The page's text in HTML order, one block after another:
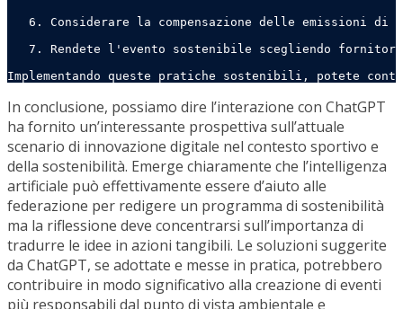
6. Considerare la compensazione delle emissioni di
7. Rendete l'evento sostenibile scegliendo
Implementando queste pratiche sostenibili, potete
In conclusione, possiamo dire l’interazione con ChatGPT
ha fornito un’interessante prospettiva sull’attuale
scenario di innovazione digitale nel contesto sportivo e
della sostenibilità. Emerge chiaramente che l’intelligenza
artificiale può effettivamente essere d’aiuto alle
federazione per redigere un programma di sostenibilità
ma la riflessione deve concentrarsi sull’importanza di
tradurre le idee in azioni tangibili. Le soluzioni suggerite
da ChatGPT, se adottate e messe in pratica, potrebbero
contribuire in modo significativo alla creazione di eventi
più responsabili dal punto di vista ambientale e